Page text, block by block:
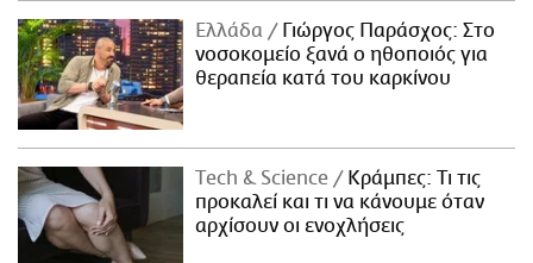
Ελλάδα
Γιώργος Παράσχος: Στο
νοσοκομείο ξανά ο ηθοποιός για
θεραπεία κατά του καρκίνου
Τech & Science
Κράμπες: Τι τις
προκαλεί και τι να κάνουμε όταν
αρχίσουν οι ενοχλήσεις